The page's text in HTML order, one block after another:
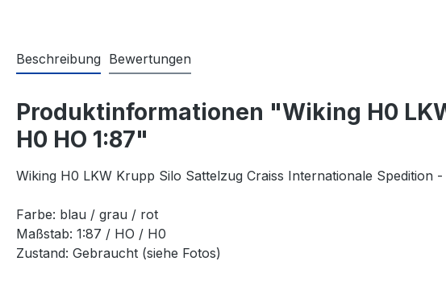
Beschreibung Bewertungen
Produktinformationen "Wiking H0
H0 HO 1:87"
Wiking H0 LKW Krupp Silo Sattelzug Craiss Internationale Spedition -
Farbe: blau / grau / rot
Maßstab: 1:87 / HO / H0
Zustand: Gebraucht (siehe Fotos)